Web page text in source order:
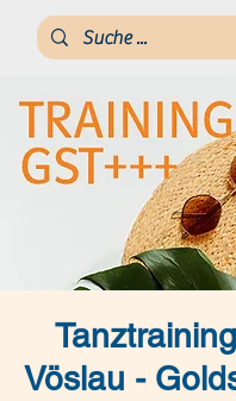
Vöslau -